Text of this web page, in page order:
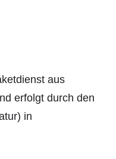
aus
erfolgt durch den
in